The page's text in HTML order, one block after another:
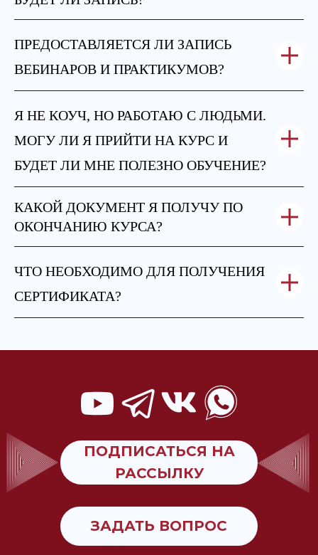
ПРЕДОСТАВЛЯЕТСЯ ЛИ ЗАПИСЬ
ВЕБИНАРОВ И ПРАКТИКУМОВ?
Я НЕ КОУЧ, НО РАБОТАЮ С ЛЮДЬМИ.
МОГУ ЛИ Я ПРИЙТИ НА КУРС И
БУДЕТ ЛИ МНЕ ПОЛЕЗНО ОБУЧЕНИЕ?
КАКОЙ ДОКУМЕНТ Я ПОЛУЧУ ПО
ОКОНЧАНИЮ КУРСА?
ЧТО НЕОБХОДИМО ДЛЯ ПОЛУЧЕНИЯ
СЕРТИФИКАТА?
ПОДПИСАТЬСЯ НА
РАССЫЛКУ
ЗАДАТЬ ВОПРОС